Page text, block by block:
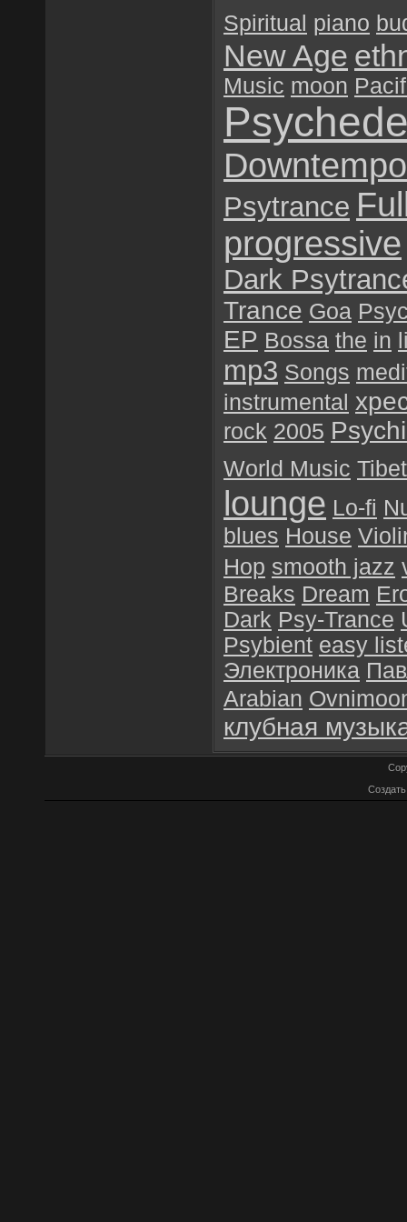
Spiritual piano
New Age
Music moon
Downtempo
Psytrance
progressive
Dark
Trance Goa
EP Bossa the in
mp3 Songs
instrumental
rock 2005
World Music Tibet
lounge Lo-fi
blues House
Hop smooth jazz
Breaks Dream
Dark Psy-Trance
Psybient easy
Электроника
Arabian
клубная